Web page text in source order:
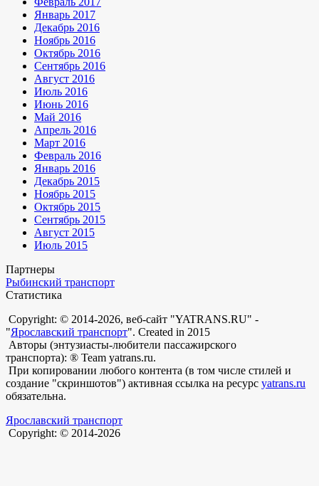
Январь 2017
Декабрь 2016
Ноябрь 2016
Октябрь 2016
Сентябрь 2016
Август 2016
Июль 2016
Июнь 2016
Май 2016
Апрель 2016
Март 2016
Февраль 2016
Январь 2016
Декабрь 2015
Ноябрь 2015
Октябрь 2015
Сентябрь 2015
Август 2015
Июль 2015
Партнеры
Рыбинский транспорт
Статистика
Copyright: © 2014-2026, веб-сайт "YATRANS.RU" -
"Ярославский транспорт". Created in 2015
Авторы (энтузиасты-любители пассажирского
транспорта): ® Team yatrans.ru.
При копировании любого контента (в том числе стилей и
создание "скриншотов") активная ссылка на ресурс yatrans.ru
обязательна.
Ярославский транспорт
Copyright: © 2014-2026